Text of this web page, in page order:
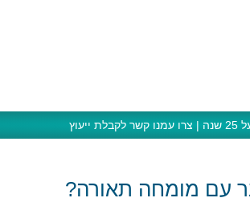
עם מומחה תאורה?